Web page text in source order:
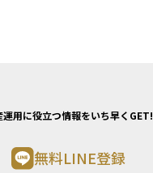
運用に役立つ情報をいち早くGET!
無料LINE登録